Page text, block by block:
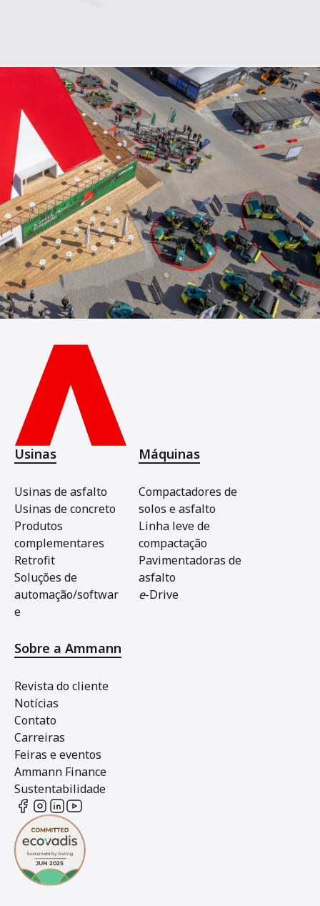
Usinas
Usinas de asfalto
Usinas de concreto
Produtos
complementares
Retrofit
Soluções de
automação/softwar
e
Máquinas
Compactadores de
solos e asfalto
Linha leve de
compactação
Pavimentadoras de
asfalto
e-Drive
Sobre a Ammann
Revista do cliente
Notícias
Contato
Carreiras
Feiras e eventos
Ammann Finance
Sustentabilidade